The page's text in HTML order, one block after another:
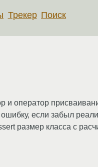
Трекер Поиск
и оператор
если забыл
размер класса с